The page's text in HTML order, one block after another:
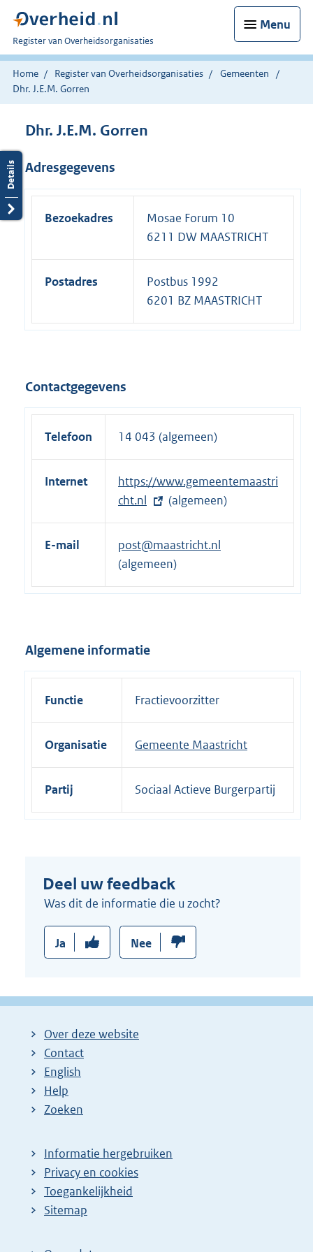
Menu
U
bent
nu
hier:
Register van Overheidsorganisaties
Home Register van Overheidsorganisaties
Gemeenten
Dhr. J.E.M. Gorren
Dhr. J.E.M. Gorren
Adresgegevens
Bezoekadres
Mosae Forum 10
6211 DW MAASTRICHT
Postadres
Postbus 1992
6201 BZ MAASTRICHT
Contactgegevens
Telefoon 14 043 (algemeen)
Internet
E
x
t
r
e
n
k
https://www.gemeentemaastri
cht.nl
(algemeen)
E-mail
post@maastricht.nl
(algemeen)
Algemene informatie
Functie Fractievoorzitter
Organisatie Gemeente Maastricht
Partij Sociaal Actieve Burgerpartij
Deel uw feedback
Was dit de informatie die u zocht?
Ja Nee
Over deze website
Contact
English
Help
Zoeken
Informatie hergebruiken
Privacy en cookies
Toegankelijkheid
Sitemap